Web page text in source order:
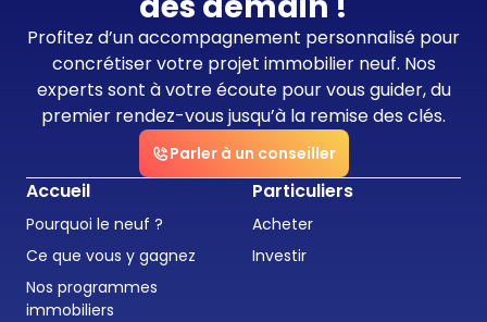
Profitez d’un accompagnement personnalisé pour
concrétiser votre projet immobilier neuf. Nos
experts sont à votre écoute pour vous guider, du
premier rendez-vous jusqu’à la remise des clés.
Parler à un conseiller
Accueil
Pourquoi le neuf ?
Ce que vous y gagnez
Nos programmes
immobiliers
Particuliers
Acheter
Investir